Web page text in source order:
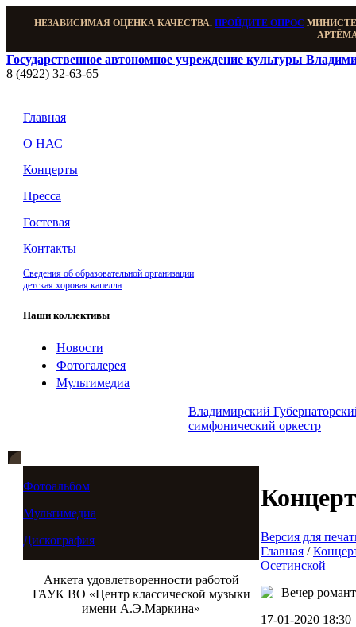
НЕЗАВИСИМАЯ ОЦЕНКА КАЧЕСТВА. ПРОЙДИТЕ ОПРОС
Государственное автономное учреждение культуры
8 (4922) 32-63-65
Главная
О НАС
Концерты
Пресса
Гостевая
Контакты
Сведения об образовательной организации
детская хоровая капелла
Наши коллективы
Новости
Фотогалерея
Мультимедиа
Владимирский
симфонический оркестр
Фотоальбом
Мультимедиа
Дискография
Анкета удовлетворенности работой
ГАУК ВО «Центр классической музыки
имени А.Э.Маркина»
Версия для
Главная /
Осетинской
Вечер
17-01-2020 18:30